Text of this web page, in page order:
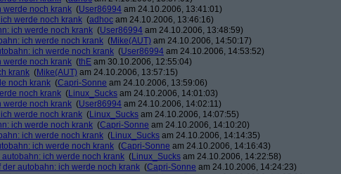
werde noch krank (User86994 am 24.10.2006, 13:41:01)
werde noch krank (adhoc am 24.10.2006, 13:46:16)
ich werde noch krank (User86994 am 24.10.2006, 13:48:59)
ich werde noch krank (Mike(AUT) am 24.10.2006, 14:50:17)
ich werde noch krank (User86994 am 24.10.2006, 14:53:52)
werde noch krank (thE am 30.10.2006, 12:55:04)
krank (Mike(AUT) am 24.10.2006, 13:57:15)
noch krank (Capri-Sonne am 24.10.2006, 13:59:06)
noch krank (Linux_Sucks am 24.10.2006, 14:01:03)
werde noch krank (User86994 am 24.10.2006, 14:02:11)
werde noch krank (Linux_Sucks am 24.10.2006, 14:07:55)
ich werde noch krank (Capri-Sonne am 24.10.2006, 14:10:20)
ich werde noch krank (Linux_Sucks am 24.10.2006, 14:14:35)
ich werde noch krank (Capri-Sonne am 24.10.2006, 14:16:43)
ich werde noch krank (Linux_Sucks am 24.10.2006, 14:22:58)
autobahn: ich werde noch krank (Capri-Sonne am 24.10.2006, 14:24:23)